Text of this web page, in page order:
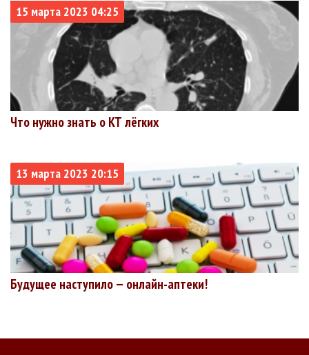
15 марта 2023 04:25
Что нужно знать о КТ лёгких
13 марта 2023 20:15
Будущее наступило — онлайн-аптеки!